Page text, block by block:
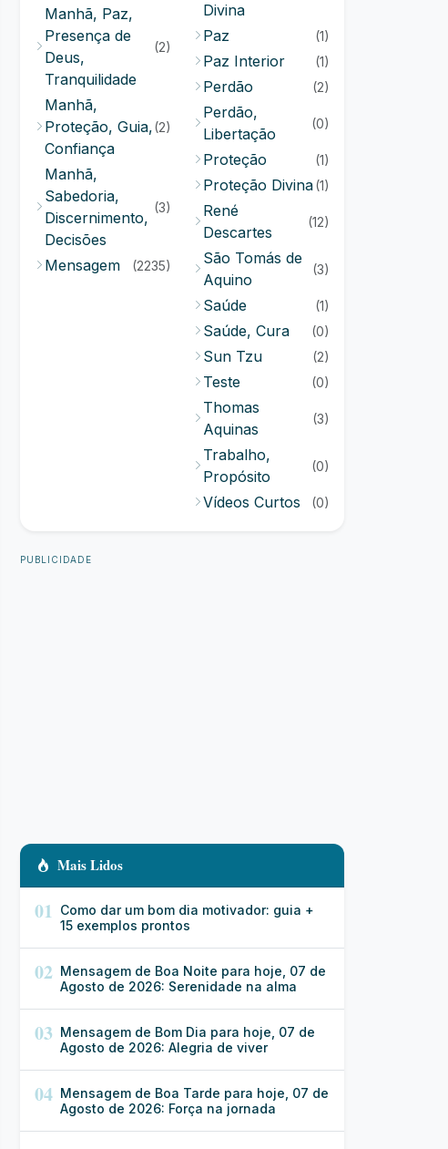
Manhã, Paz,
Presença de
Deus,
Tranquilidade
(2)
Manhã,
Proteção, Guia,
Confiança
(2)
Manhã,
Sabedoria,
Discernimento,
Decisões
(3)
Mensagem (2235)
Divina
Paz (1)
Paz Interior (1)
Perdão (2)
Perdão,
Libertação
(0)
Proteção (1)
Proteção Divina(1)
René
Descartes
(12)
São Tomás de
Aquino
(3)
Saúde (1)
Saúde, Cura (0)
Sun Tzu (2)
Teste (0)
Thomas
Aquinas
(3)
Trabalho,
Propósito
(0)
Vídeos Curtos (0)
PUBLICIDADE
Mais Lidos
01 Como dar um bom dia motivador: guia +
15 exemplos prontos
02 Mensagem de Boa Noite para hoje, 07 de
Agosto de 2026: Serenidade na alma
03 Mensagem de Bom Dia para hoje, 07 de
Agosto de 2026: Alegria de viver
04 Mensagem de Boa Tarde para hoje, 07 de
Agosto de 2026: Força na jornada